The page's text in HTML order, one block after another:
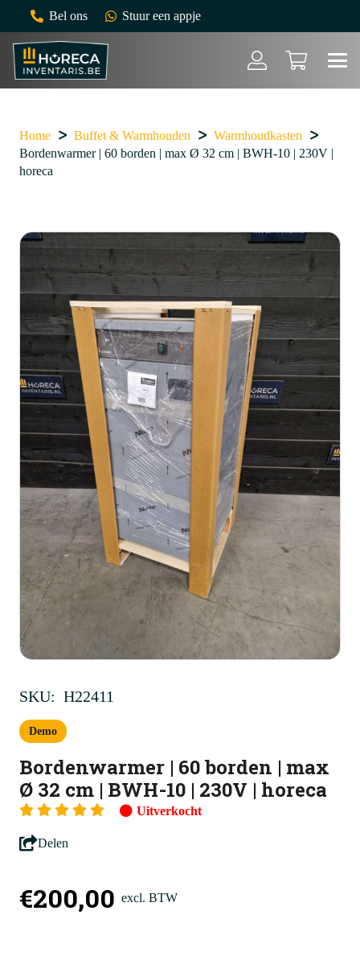
Bel ons Stuur een appje
Home Buffet & Warmhouden
Warmhoudkasten
Bordenwarmer | 60 borden | max Ø 32 cm | BWH-10 | 230V |
horeca
SKU: H22411
Demo
Bordenwarmer | 60 borden | max
Ø 32 cm | BWH-10 | 230V | horeca
Uitverkocht
Delen
€200,00 excl. BTW